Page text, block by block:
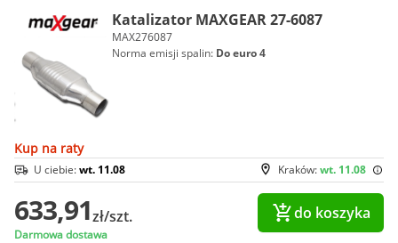
Katalizator MAXGEAR 27-6087
MAX276087
Norma emisji spalin: Do euro 4
Kup na raty
Kraków:wt. 11.08
U ciebie:wt. 11.08
633,91zł/szt.
Darmowa dostawa
do koszyka